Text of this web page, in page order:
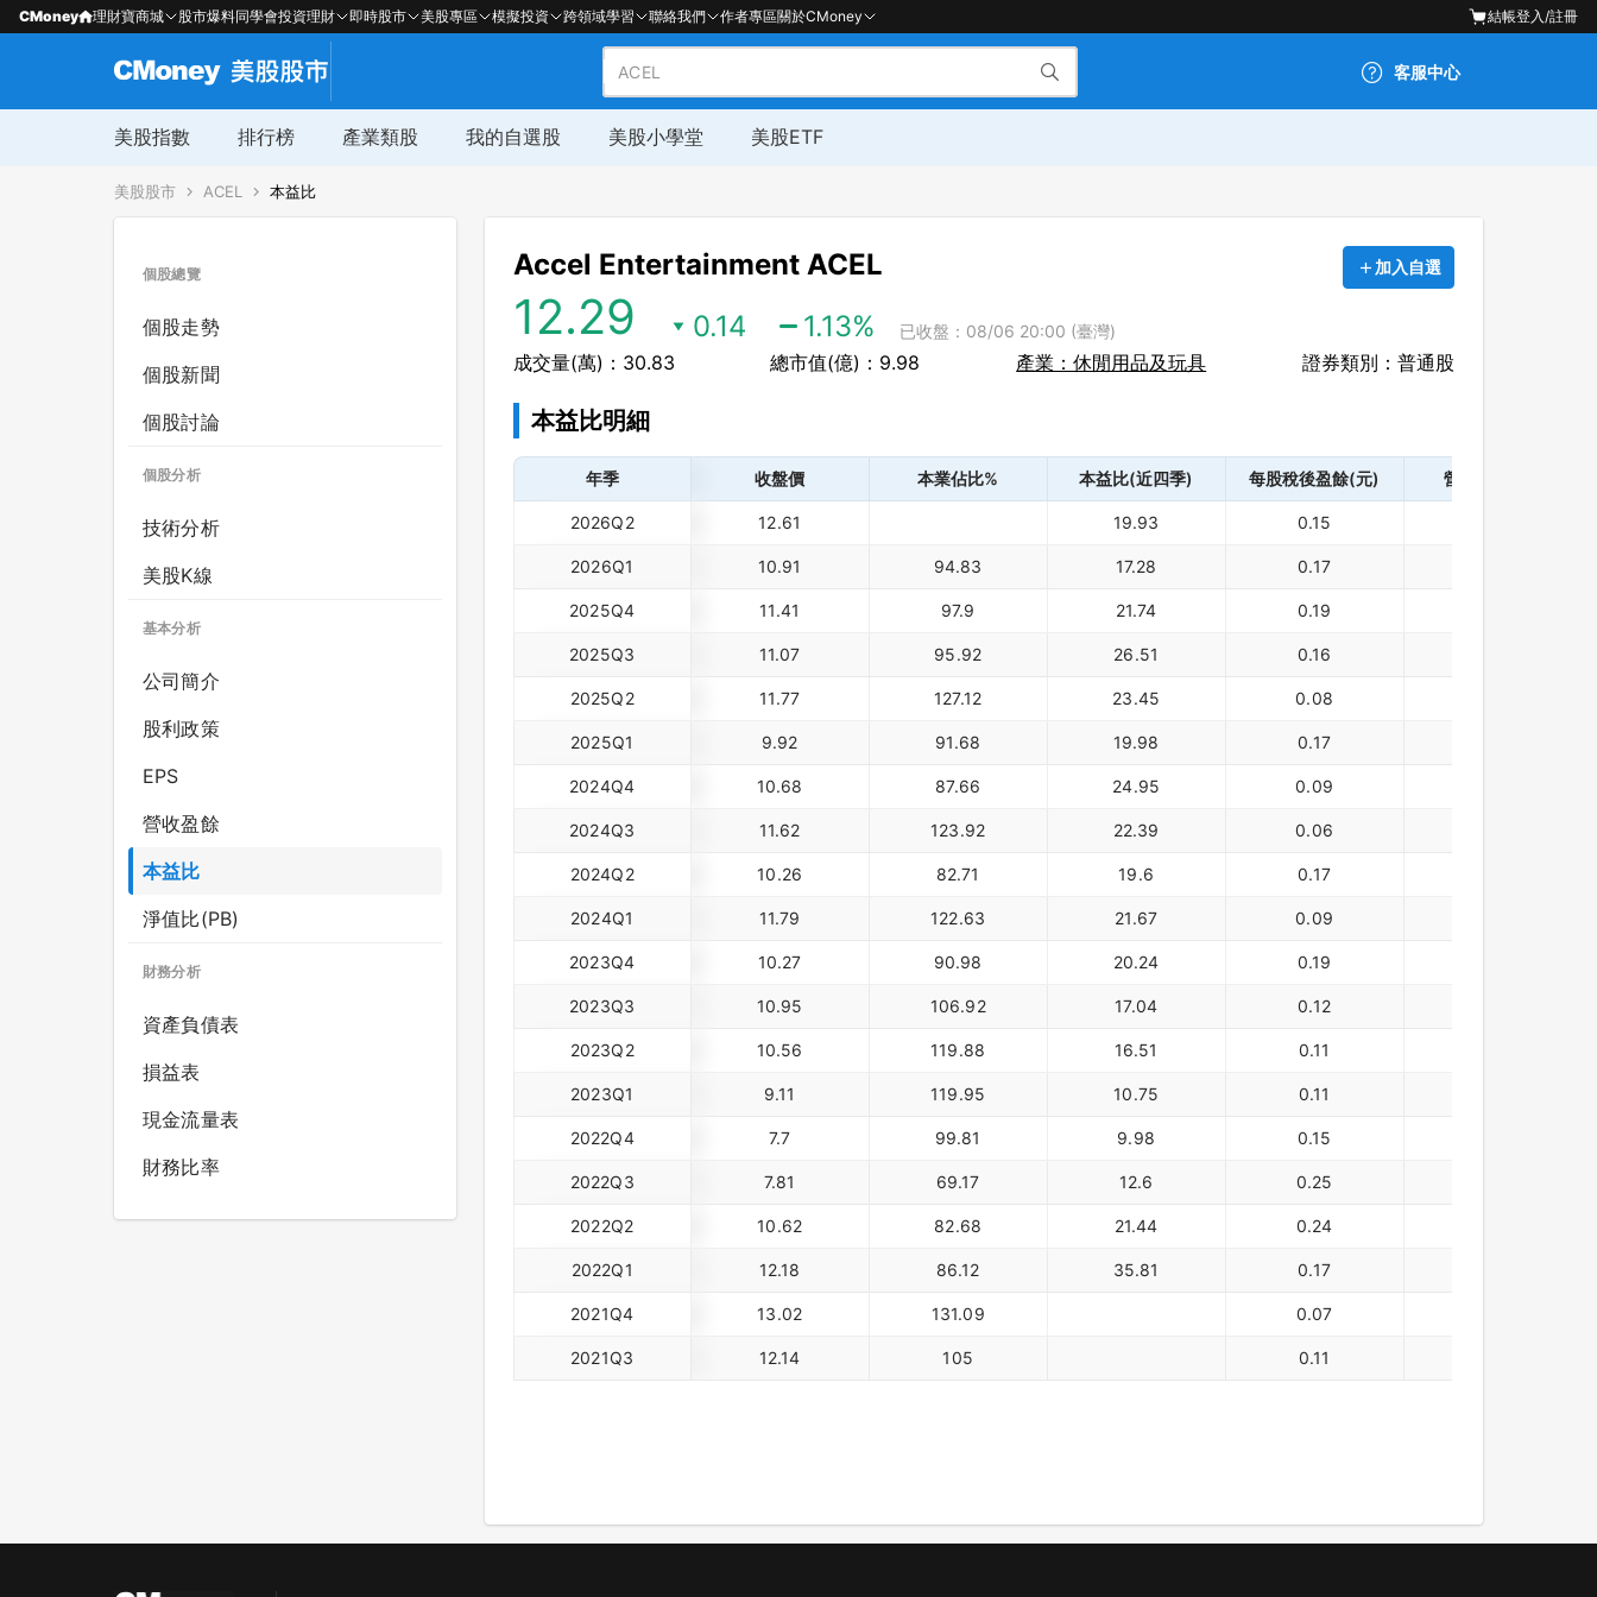
CMoney 理財寶商城 股市爆料同學會投資理財 即時股市 美股專區 模擬投資 跨領域學習 聯絡我們 作者專區關於CMoney 結帳登入/註冊
客服中心
美股指數 排行榜 產業類股 我的自選股 美股小學堂 美股ETF
美股股市 ACEL 本益比
個股總覽
個股走勢
個股新聞
個股討論
個股分析
技術分析
美股K線
基本分析
公司簡介
股利政策
EPS
營收盈餘
本益比
淨值比(PB)
財務分析
資產負債表
損益表
現金流量表
財務比率
Accel Entertainment ACEL 加入自選
12.29 0.14 1.13% 已收盤：08/06 20:00 (臺灣)
成交量(萬)：30.83 總市值(億)：9.98 產業：休閒用品及玩具 證券類別：普通股
本益比明細
年季 收盤價 本業佔比% 本益比(近四季) 每股稅後盈餘(元) 營業利益(千)
2026Q2 12.61 19.93 0.15
2026Q1 10.91 94.83 17.28 0.17
2025Q4 11.41 97.9 21.74 0.19
2025Q3 11.07 95.92 26.51 0.16
2025Q2 11.77 127.12 23.45 0.08
2025Q1 9.92 91.68 19.98 0.17
2024Q4 10.68 87.66 24.95 0.09
2024Q3 11.62 123.92 22.39 0.06
2024Q2 10.26 82.71 19.6 0.17
2024Q1 11.79 122.63 21.67 0.09
2023Q4 10.27 90.98 20.24 0.19
2023Q3 10.95 106.92 17.04 0.12
2023Q2 10.56 119.88 16.51 0.11
2023Q1 9.11 119.95 10.75 0.11
2022Q4 7.7 99.81 9.98 0.15
2022Q3 7.81 69.17 12.6 0.25
2022Q2 10.62 82.68 21.44 0.24
2022Q1 12.18 86.12 35.81 0.17
2021Q4 13.02 131.09 0.07
2021Q3 12.14 105 0.11